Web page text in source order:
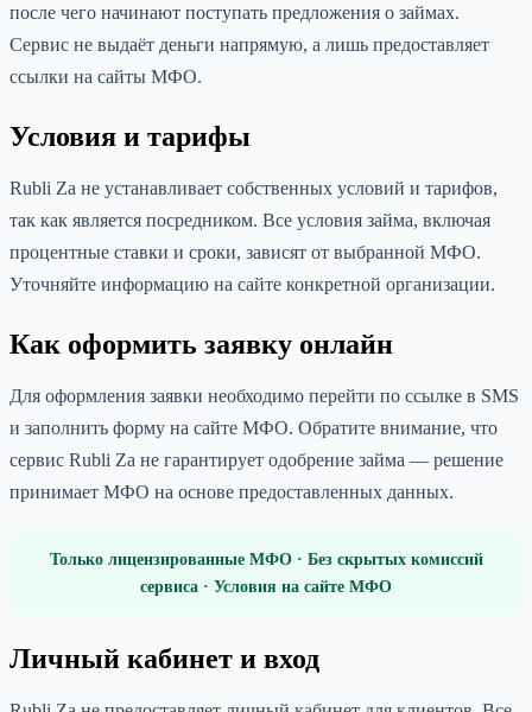
после чего начинают поступать предложения о займах.
Сервис не выдаёт деньги напрямую, а лишь предоставляет
ссылки на сайты МФО.
Условия и тарифы
Rubli Za не устанавливает собственных условий и тарифов,
так как является посредником. Все условия займа, включая
процентные ставки и сроки, зависят от выбранной МФО.
Уточняйте информацию на сайте конкретной организации.
Как оформить заявку онлайн
Для оформления заявки необходимо перейти по ссылке в SMS
и заполнить форму на сайте МФО. Обратите внимание, что
сервис Rubli Za не гарантирует одобрение займа — решение
принимает МФО на основе предоставленных данных.
Только лицензированные МФО · Без скрытых комиссий
сервиса · Условия на сайте МФО
Личный кабинет и вход